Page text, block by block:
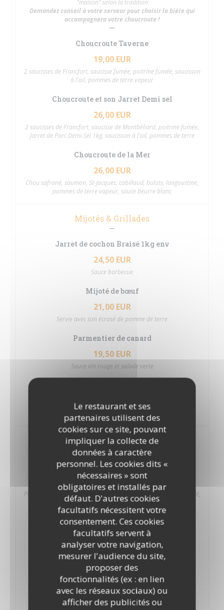
Le restaurant et ses
partenaires utilisent des
cookies sur ce site, pouvant
impliquer la collecte de
données à caractère
personnel. Les cookies dits «
nécessaires » sont
obligatoires et installés par
défaut. D'autres cookies
facultatifs nécessitent votre
consentement. Ces cookies
facultatifs servent à
analyser votre navigation,
mesurer l'audience du site,
proposer des
fonctionnalités (ex : en lien
avec les réseaux sociaux) ou
afficher des publicités ou
"maison" selon la tradition
Demandez conseil à votre serveur pour choisir la bière qui
accompagnera votre choucroute !
Choucroute Taverne
19,00 EUR
2 saucisses de Francfort, saucisse fumée, poitrine fumée, saucisson
à l'ail, pommes de terre vapeur
Choucroute et son Jarret Demi sel
26,00 EUR
2 saucisses de Francfort, saucisse de Montbéliard, poitrine fumée,
Jarret de Porc Demi-Sel 1kg, saucisson à l'ail, pommes de terre
Choucroute de la Mer
26,00 EUR
Chou safrané, saumon, St-Jacques, cabillaud, bulots, langoustine,
pommes de terre vapeur, sauce beurre blanc
Mijotés & Grillades
Jarret de cochon Braisé 1kg env
24,50 EUR
Sauce barbecue
Mijoté de bœuf
21,00 EUR
Servie avec son écrasé de pomme de terre
Parmentier de canard
19,50 EUR
Sauce vin rouge et salade verte
23,50 EUR
Risotto et Sarazin et petits légumes
Desserts Maison
Cheesecake citron gingembre
7,50 EUR
Pâte sablée pur beurre gingembre, Cream Cheese citronné acidulé,
meringue suisse flambée
Véritable baba au rhum
7,50 EUR
Et sa chantilly maison
Coeur fondant du moment
7,50 EUR
Accompagné de sa boule de glace